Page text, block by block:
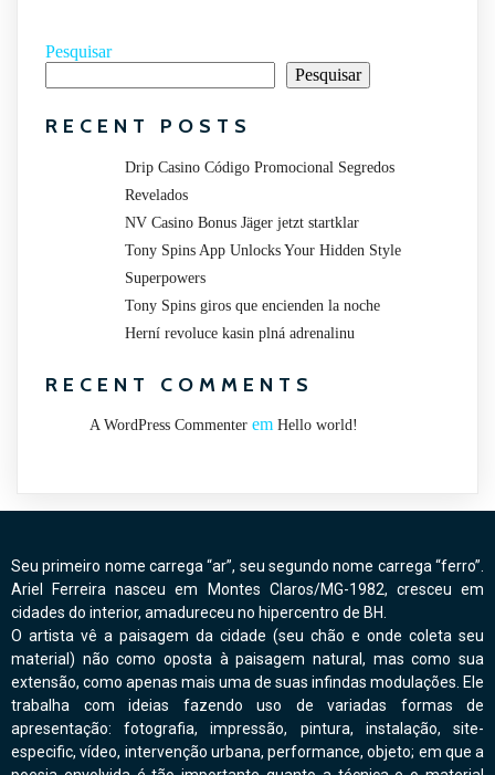
Pesquisar
Pesquisar
RECENT POSTS
Drip Casino Código Promocional Segredos
Revelados
NV Casino Bonus Jäger jetzt startklar
Tony Spins App Unlocks Your Hidden Style
Superpowers
Tony Spins giros que encienden la noche
Herní revoluce kasin plná adrenalinu
RECENT COMMENTS
A WordPress Commenter em Hello world!
Seu primeiro nome carrega “ar”, seu segundo nome carrega “ferro”.
Ariel Ferreira nasceu em Montes Claros/MG-1982, cresceu em
cidades do interior, amadureceu no hipercentro de BH.
O artista vê a paisagem da cidade (seu chão e onde coleta seu
material) não como oposta à paisagem natural, mas como sua
extensão, como apenas mais uma de suas infindas modulações. Ele
trabalha com ideias fazendo uso de variadas formas de
apresentação: fotografia, impressão, pintura, instalação, site-
especific, vídeo, intervenção urbana, performance, objeto; em que a